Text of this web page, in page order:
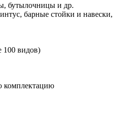
бутылочницы и др.
барные стойки и навески,
100 видов)
комплектацию